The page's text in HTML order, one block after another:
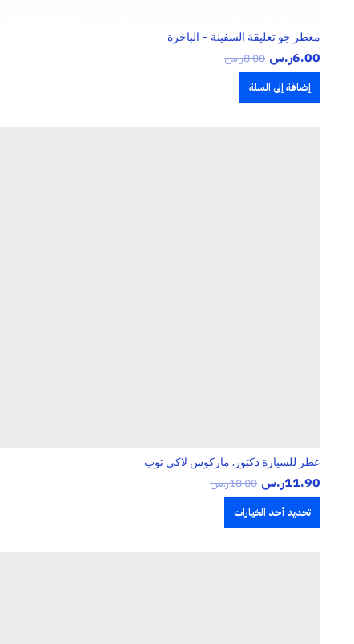
معطر جو تعليقة السفينة – الباخرة
6.00ر.س 8.00ر.س
إضافة إلى السلة
عطر للسيارة دكتور. ماركوس لاكي توب
11.90ر.س 18.00ر.س
تحديد أحد الخيارات